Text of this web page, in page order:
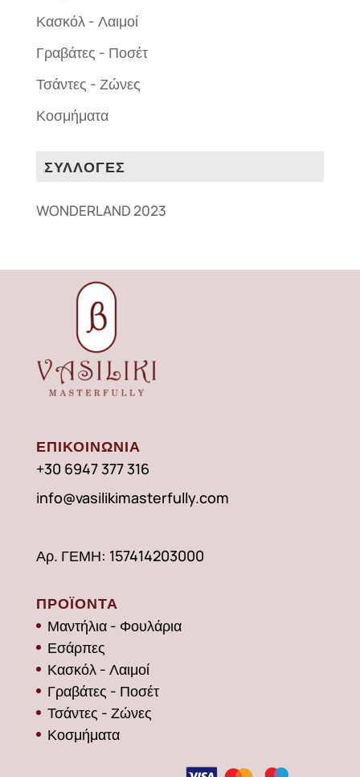
Κασκόλ - Λαιμοί
Γραβάτες - Ποσέτ
Τσάντες - Ζώνες
Κοσμήματα
ΣΥΛΛΟΓΕΣ
WONDERLAND 2023
ΕΠΙΚΟΙΝΩΝΙΑ
+30 6947 377 316
info@vasilikimasterfully.com
Αρ. ΓΕΜΗ: 157414203000
ΠΡΟΪΟΝΤΑ
Μαντήλια - Φουλάρια
Εσάρπες
Κασκόλ - Λαιμοί
Γραβάτες - Ποσέτ
Τσάντες - Ζώνες
Κοσμήματα